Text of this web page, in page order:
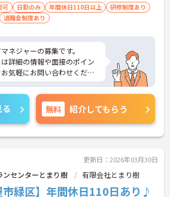
可 日勤のみ 年間休日110日以上
研修制度あり
退職金制度あり
ネジャーの募集です。
詳細の情報や面接のポイン
気軽にお問い合わせくださ
無料 紹介してもらう
更新日：2026年03月30日
センターとまり樹 有限会社とまり樹
市緑区】年間休日110日あり♪